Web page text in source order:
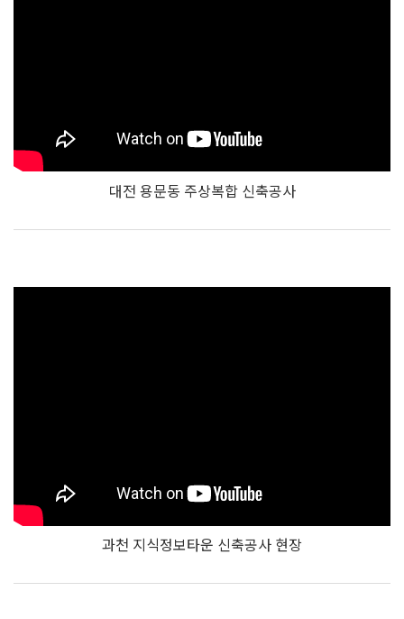
대전 용문동 주상복합 신축공사
과천 지식정보타운 신축공사 현장